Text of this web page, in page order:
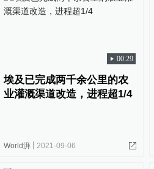
00:29
埃及已完成两千余公里的农
业灌溉渠道改造，进程超1/4
World湃 2021-09-06